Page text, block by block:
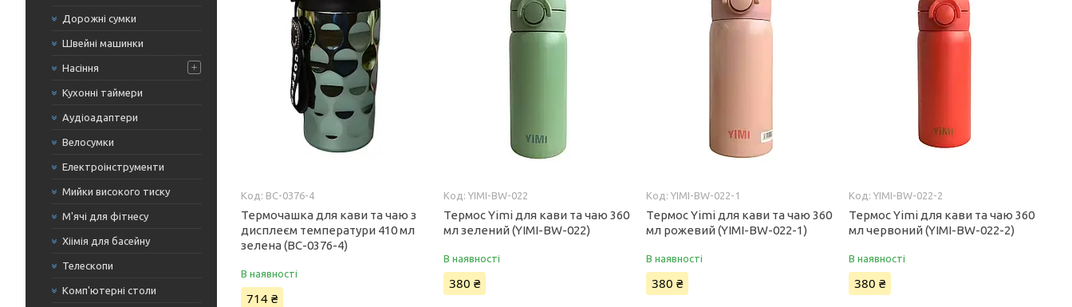
Дорожні сумки
Швейні машинки
Насіння
Кухонні таймери
Аудіоадаптери
Велосумки
Електроінструменти
Мийки високого тиску
М'ячі для фітнесу
Хіімія для басейну
Телескопи
Комп'ютерні столи
BC-0376-4
Термочашка для кави та чаю з
дисплеєм температури 410 мл
зелена (BC-0376-4)
В наявності
714 ₴
YIMI-BW-022
Термос Yimi для кави та чаю 360
мл зелений (YIMI-BW-022)
В наявності
380 ₴
YIMI-BW-022-1
Термос Yimi для кави та чаю 360
мл рожевий (YIMI-BW-022-1)
В наявності
380 ₴
YIMI-BW-022-2
Термос Yimi для кави та чаю 360
мл червоний (YIMI-BW-022-2)
В наявності
380 ₴